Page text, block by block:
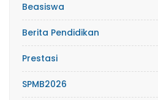
Beasiswa
Berita Pendidikan
Prestasi
SPMB2026